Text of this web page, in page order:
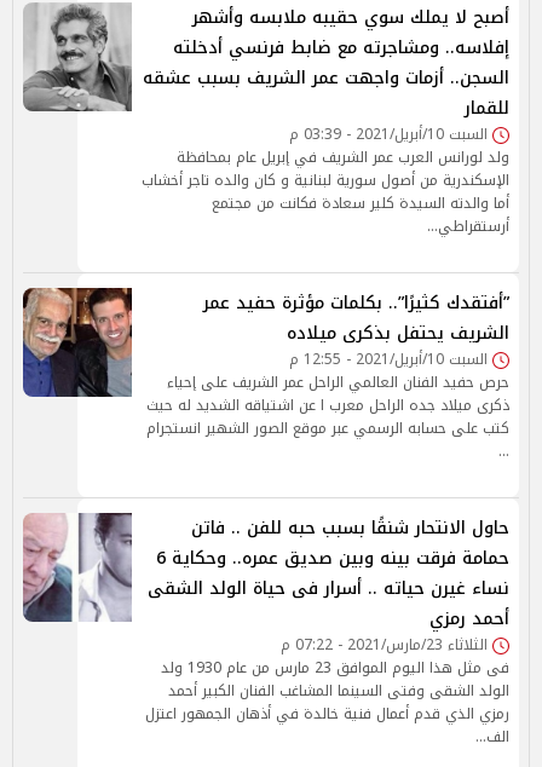
أصبح لا يملك سوي حقيبه ملابسه وأشهر
إفلاسه.. ومشاجرته مع ضابط فرنسي أدخلته
السجن.. أزمات واجهت عمر الشريف بسبب عشقه
للقمار
السبت 10/أبريل/2021 - 03:39 م
ولد لورانس العرب عمر الشريف في إبريل عام بمحافظة
الإسكندرية من أصول سورية لبنانية و كان والده تاجر أخشاب
أما والدته السيدة كلير سعادة فكانت من مجتمع
أرستقراطي…
”أفتقدك كثيرًا”.. بكلمات مؤثرة حفيد عمر
الشريف يحتفل بذكرى ميلاده
السبت 10/أبريل/2021 - 12:55 م
حرص حفيد الفنان العالمي الراحل عمر الشريف على إحياء
ذكرى ميلاد جده الراحل معرب ا عن اشتياقه الشديد له حيث
كتب على حسابه الرسمي عبر موقع الصور الشهير انستجرام
…
حاول الانتحار شنقًا بسبب حبه للفن .. فاتن
حمامة فرقت بينه وبين صديق عمره.. وحكاية 6
نساء غيرن حياته .. أسرار فى حياة الولد الشقى
أحمد رمزي
الثلاثاء 23/مارس/2021 - 07:22 م
فى مثل هذا اليوم الموافق 23 مارس من عام 1930 ولد
الولد الشقى وفتى السينما المشاغب الفنان الكبير أحمد
رمزي الذي قدم أعمال فنية خالدة في أذهان الجمهور اعتزل
الف…